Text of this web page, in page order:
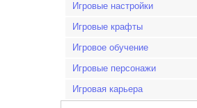
Игровые настройки
Игровые крафты
Игровое обучение
Игровые персонажи
Игровая карьера